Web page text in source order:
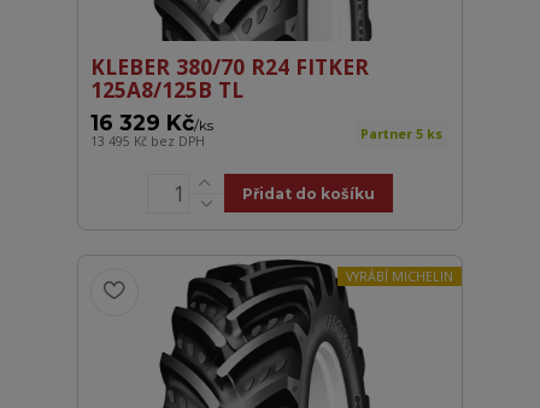
KLEBER 380/70 R24 FITKER
125A8/125B TL
16 329 Kč/ks
13 495 Kč bez DPH Partner 5 ks
Přidat do košíku
VYRÁBÍ MICHELIN